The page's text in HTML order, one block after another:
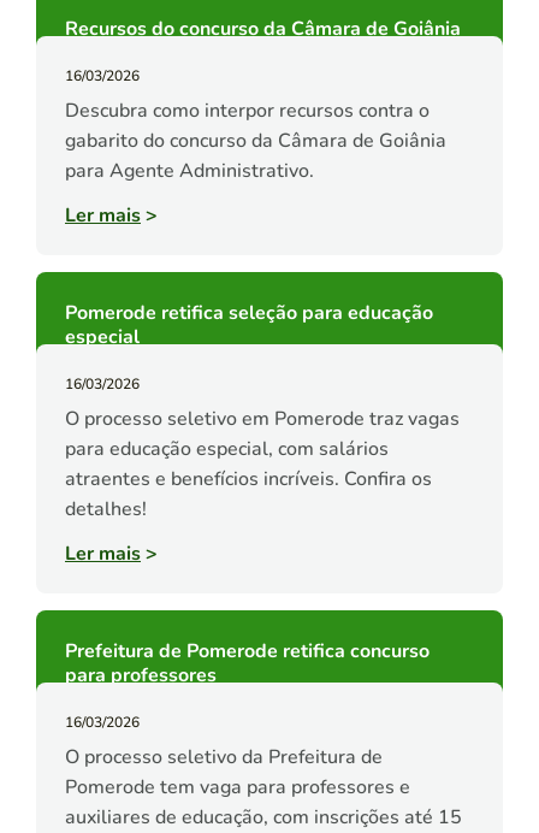
Recursos do concurso da Câmara de Goiânia
16/03/2026
Descubra como interpor recursos contra o
gabarito do concurso da Câmara de Goiânia
para Agente Administrativo.
Ler mais>
Pomerode retifica seleção para educação
especial
16/03/2026
O processo seletivo em Pomerode traz vagas
para educação especial, com salários
atraentes e benefícios incríveis. Confira os
detalhes!
Ler mais>
Prefeitura de Pomerode retifica concurso
para professores
16/03/2026
O processo seletivo da Prefeitura de
Pomerode tem vaga para professores e
auxiliares de educação, com inscrições até 15